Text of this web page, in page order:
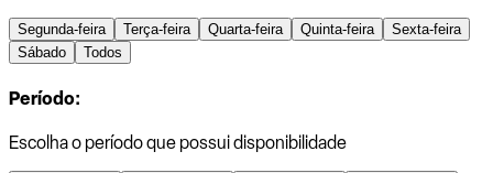
Segunda-feira Terça-feira Quarta-feira Quinta-feira
Sexta-feira
Sábado
Todos
Período:
Escolha o período que possui disponibilidade